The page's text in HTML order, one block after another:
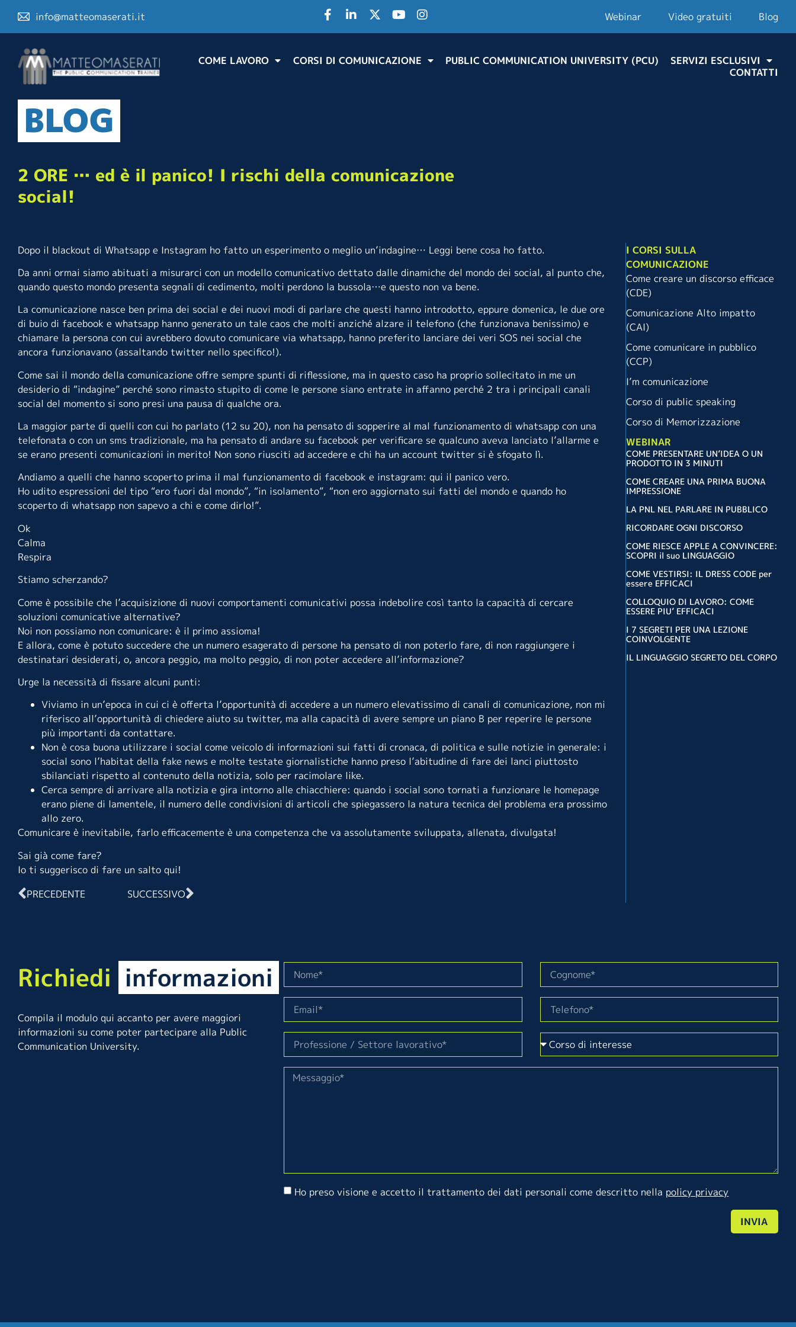
info@matteomaserati.it Webinar Video gratuiti Blog
COME LAVORO CORSI DI COMUNICAZIONE PUBLIC COMMUNICATION UNIVERSITY (PCU)
SERVIZI ESCLUSIVI
CONTATTI
BLOG
2 ORE … ed è il panico! I rischi della comunicazione
social!
Dopo il blackout di Whatsapp e Instagram ho fatto un esperimento o meglio un’indagine… Leggi bene cosa ho fatto.
Da anni ormai siamo abituati a misurarci con un modello comunicativo dettato dalle dinamiche del mondo dei social, al punto che,
quando questo mondo presenta segnali di cedimento, molti perdono la bussola…e questo non va bene.
La comunicazione nasce ben prima dei social e dei nuovi modi di parlare che questi hanno introdotto, eppure domenica, le due ore
di buio di facebook e whatsapp hanno generato un tale caos che molti anziché alzare il telefono (che funzionava benissimo) e
chiamare la persona con cui avrebbero dovuto comunicare via whatsapp, hanno preferito lanciare dei veri SOS nei social che
ancora funzionavano (assaltando twitter nello specifico!).
Come sai il mondo della comunicazione offre sempre spunti di riflessione, ma in questo caso ha proprio sollecitato in me un
desiderio di “indagine” perché sono rimasto stupito di come le persone siano entrate in affanno perché 2 tra i principali canali
social del momento si sono presi una pausa di qualche ora.
La maggior parte di quelli con cui ho parlato (12 su 20), non ha pensato di sopperire al mal funzionamento di whatsapp con una
telefonata o con un sms tradizionale, ma ha pensato di andare su facebook per verificare se qualcuno aveva lanciato l’allarme e
se erano presenti comunicazioni in merito! Non sono riusciti ad accedere e chi ha un account twitter si è sfogato lì.
Andiamo a quelli che hanno scoperto prima il mal funzionamento di facebook e instagram: qui il panico vero.
Ho udito espressioni del tipo “ero fuori dal mondo”, “in isolamento”, “non ero aggiornato sui fatti del mondo e quando ho
scoperto di whatsapp non sapevo a chi e come dirlo!”.
Ok
Calma
Respira
Stiamo scherzando?
Come è possibile che l’acquisizione di nuovi comportamenti comunicativi possa indebolire così tanto la capacità di cercare
soluzioni comunicative alternative?
Noi non possiamo non comunicare: è il primo assioma!
E allora, come è potuto succedere che un numero esagerato di persone ha pensato di non poterlo fare, di non raggiungere i
destinatari desiderati, o, ancora peggio, ma molto peggio, di non poter accedere all’informazione?
Urge la necessità di fissare alcuni punti:
Viviamo in un’epoca in cui ci è offerta l’opportunità di accedere a un numero elevatissimo di canali di comunicazione, non mi
riferisco all’opportunità di chiedere aiuto su twitter, ma alla capacità di avere sempre un piano B per reperire le persone
più importanti da contattare.
Non è cosa buona utilizzare i social come veicolo di informazioni sui fatti di cronaca, di politica e sulle notizie in generale: i
social sono l’habitat della fake news e molte testate giornalistiche hanno preso l’abitudine di fare dei lanci piuttosto
sbilanciati rispetto al contenuto della notizia, solo per racimolare like.
Cerca sempre di arrivare alla notizia e gira intorno alle chiacchiere: quando i social sono tornati a funzionare le homepage
erano piene di lamentele, il numero delle condivisioni di articoli che spiegassero la natura tecnica del problema era prossimo
allo zero.
Comunicare è inevitabile, farlo efficacemente è una competenza che va assolutamente sviluppata, allenata, divulgata!
Sai già come fare?
Io ti suggerisco di fare un salto qui!
PRECEDENTE
SUCCESSIVO
I CORSI SULLA
COMUNICAZIONE
Come creare un discorso efficace
(CDE)
Comunicazione Alto impatto
(CAI)
Come comunicare in pubblico
(CCP)
I’m comunicazione
Corso di public speaking
Corso di Memorizzazione
WEBINAR
COME PRESENTARE UN’IDEA O UN
PRODOTTO IN 3 MINUTI
COME CREARE UNA PRIMA BUONA
IMPRESSIONE
LA PNL NEL PARLARE IN PUBBLICO
RICORDARE OGNI DISCORSO
COME RIESCE APPLE A CONVINCERE:
SCOPRI il suo LINGUAGGIO
COME VESTIRSI: IL DRESS CODE per
essere EFFICACI
COLLOQUIO DI LAVORO: COME
ESSERE PIU’ EFFICACI
I 7 SEGRETI PER UNA LEZIONE
COINVOLGENTE
IL LINGUAGGIO SEGRETO DEL CORPO
Richiedi informazioni
Compila il modulo qui accanto per avere maggiori
informazioni su come poter partecipare alla Public
Communication University.
Ho preso visione e accetto il trattamento dei dati personali come descritto nella policy privacy
INVIA